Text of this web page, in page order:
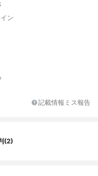
ン
記載情報ミス報告
(2)